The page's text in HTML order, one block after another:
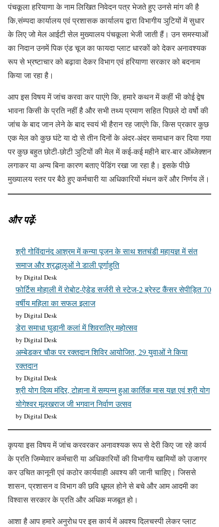
पंचकूला हरियाणा के नाम लिखित निवेदन पत्र भेजते हुए उनसे मांग की है
कि,संम्पदा कार्यालय एवं प्रशासक कार्यालय द्वारा विभागीय ञुटियों में सुधार
के लिए जो मेल आईटी सेल मुख्यालय पंचकूला भेजी जाती हैं। उन समस्याओं
का निदान उनमें पिक एंड चूज का फायदा प्लाट धारकों को देकर अनावश्यक
रूप से भ्रष्टाचार को बढ़ावा देकर विभाग एवं हरियाणा सरकार को बदनाम
किया जा रहा है।
आप इस विषय में जांच करवा कर पाएंगे कि, हमारे कथन में कहीं भी कोई द्वेष
भावना किसी के प्रति नहीं है और सभी तथ्य प्रमाण सहित पिछले दो वर्षो की
जांच के बाद जान लेने के बाद स्वयं भी हैरान रह जाएंगे कि, किस प्रकार कुछ
एक मेल को कुछ घंटे या दो से तीन दिनों के अंदर-अंदर समाधान कर दिया गया
पर कुछ बहुत छोटी-छोटी ञुटियों की मेल में कई-कई महीने बार-बार ऑब्जेक्शन
लगाकर या अन्य बिना कारण बताए पेंडिंग रखा जा रहा है। इसके पीछे
मुख्यालय स्तर पर बैठे हुए कर्मचारी या अधिकारियों मंथन करें और निर्णय लें।
और पढ़ें:
श्री गोविंदानंद आश्रम में कन्या पूजन के साथ शतचंडी महायज्ञ में संत
समाज और श्रद्धालुओं ने डाली पूर्णाहुति
by Digital Desk
फोर्टिस मोहाली में रोबोट-ऐडेड सर्जरी से स्टेज-2 ब्रेस्ट कैंसर सेपीड़ित 70
वर्षीय महिला का सफल इलाज
by Digital Desk
डेरा समाधा घुड़ानी कलां में शिवरात्रि महोत्सव
by Digital Desk
अम्बेडकर चौक पर रक्तदान शिविर आयोजित, 29 युवाओं ने किया
रक्तदान
by Digital Desk
श्री योग दिव्य मंदिर, टोहाना में सम्पन्न हुआ कार्तिक मास यज्ञ एवं श्री योग
योगेश्वर मूलखराज जी भगवान निर्वाण उत्सव
by Digital Desk
कृपया इस विषय में जांच करवरकर अनावश्यक रूप से देरी किए जा रहे कार्य
के प्रति जिम्मेवार कर्मचारी या अधिकारियों की विभागीय खामियों को उजागर
कर उचित कानूनी एवं कठोर कार्यवाही अवश्य की जानी चाहिए। जिससे
शासन, प्रशासन व विभाग की छवि धूमल होने से बचे और आम आदमी का
विश्वास सरकार के प्रति और अधिक मजबूत हो।
आशा है आप हमारे अनुरोध पर इस कार्य में अवश्य दिलचस्पी लेकर प्लाट